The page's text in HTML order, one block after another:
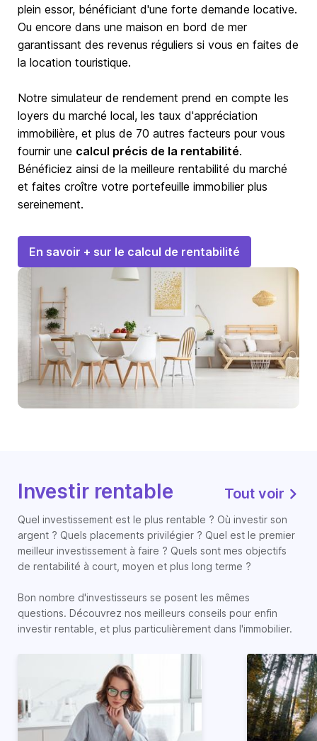
plein essor, bénéficiant d'une forte demande locative.
Ou encore dans une maison en bord de mer
garantissant des revenus réguliers si vous en faites de
la location touristique.
Notre simulateur de rendement prend en compte les
loyers du marché local, les taux d'appréciation
immobilière, et plus de 70 autres facteurs pour vous
fournir une calcul précis de la rentabilité.
Bénéficiez ainsi de la meilleure rentabilité du marché
et faites croître votre portefeuille immobilier plus
sereinement.
En savoir + sur le calcul de rentabilité
Investir rentable Tout voir
Quel investissement est le plus rentable ? Où investir son
argent ? Quels placements privilégier ? Quel est le premier
meilleur investissement à faire ? Quels sont mes objectifs
de rentabilité à court, moyen et plus long terme ?
Bon nombre d'investisseurs se posent les mêmes
questions. Découvrez nos meilleurs conseils pour enfin
investir rentable, et plus particulièrement dans l'immobilier.